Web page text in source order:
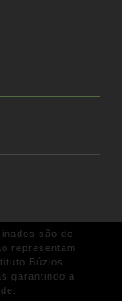
são de
representam
Búzios.
garantindo a